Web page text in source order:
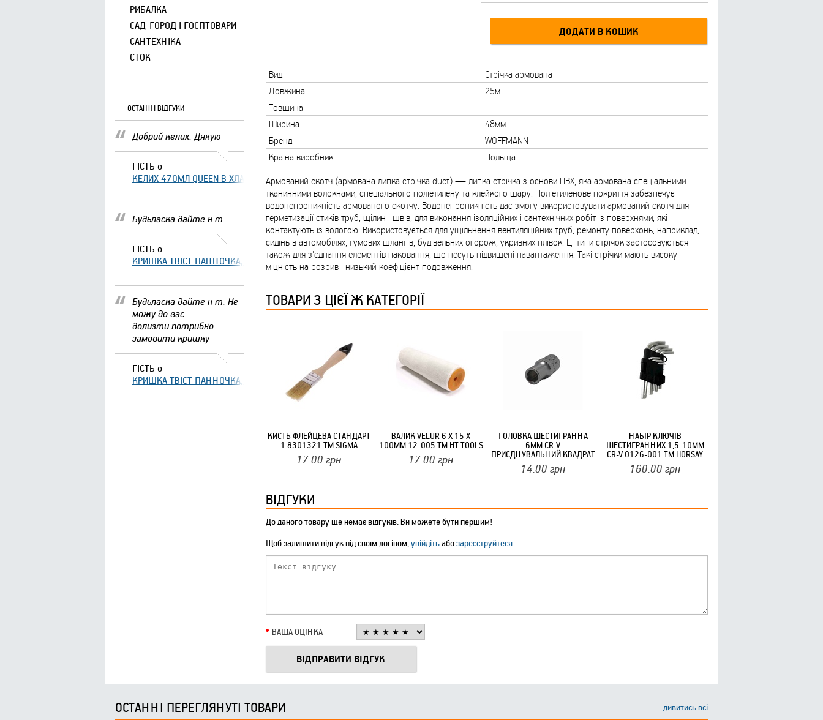
РИБАЛКА
САД-ГОРОД І ГОСПТОВАРИ
САНТЕХНІКА
СТОК
ОСТАННІ ВІДГУКИ
Добрий келих. Дякую
ГІСТЬ о
КЕЛИХ 470МЛ QUEEN В ХЛАМІНГО ТМ FARGLASS
Будьласка дайте н т
ГІСТЬ о
КРИШКА ТВІСТ ПАННОЧКА, ЩО ЗАКРУЧУЄТЬСЯ КОТИКИ (20ШТ/УП) ОФФ 82 ПАННОЧКА
Будьласка дайте н т. Не
можу до вас
долизти.потрибно
замовити кришку
ГІСТЬ о
КРИШКА ТВІСТ ПАННОЧКА, ЩО ЗАКРУЧУЄТЬСЯ КОТИКИ (20ШТ/УП) ОФФ 82 ПАННОЧКА
Вид
Стрічка армована
Довжина
25м
Товщина
-
Ширина
48мм
Бренд
WOFFMANN
Країна виробник
Польща
Армований скотч (армована липка стрічка duct) — липка стрічка з основи ПВХ, яка армована спеціальними
тканинними волокнами, спеціального поліетилену та клейкого шару. Поліетиленове покриття забезпечує
водонепроникність армованого скотчу. Водонепроникність дає змогу використовувати армований скотч для
герметизації стиків труб, щілин і швів, для виконання ізоляційних і сантехнічних робіт із поверхнями, які
контактують із вологою. Використовується для ущільнення вентиляційних труб, ремонту поверхонь, наприклад,
сидінь в автомобілях, гумових шлангів, будівельних огорож, укривних плівок. Ці типи стрічок застосовуються
також для з'єднання елементів паковання, що несуть підвищені навантаження. Такі стрічки мають високу
міцність на розрив і низький коефіцієнт подовження.
ТОВАРИ З ЦІЄЇ Ж КАТЕГОРІЇ
КИСТЬ ФЛЕЙЦЕВА СТАНДАРТ
1 8301321 ТМ SIGMA
17.00 грн
ВАЛИК VELUR 6 Х 15 Х
100ММ 12-005 ТМ HT TOOLS
17.00 грн
ГОЛОВКА ШЕСТИГРАННА
6ММ CR-V
ПРИЄДНУВАЛЬНИЙ КВАДРАТ
1/4 ДЮЙМА ТМ HORSAY HARD
14.00 грн
НАБІР КЛЮЧІВ
ШЕСТИГРАННИХ 1,5-10ММ
CR-V 0126-001 ТМ HORSAY
HARD
160.00 грн
ВІДГУКИ
До даного товару ще немає відгуків. Ви можете бути першим!
Щоб залишити відгук під своїм логіном,увійдітьабозареєструйтеся.
ВАША ОЦІНКА
ОСТАННІ ПЕРЕГЛЯНУТІ ТОВАРИ дивитись всі